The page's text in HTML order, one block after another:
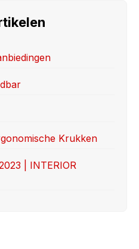
Krukken
| INTERIOR